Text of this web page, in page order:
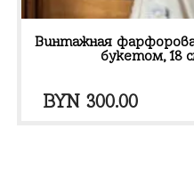
Винтажная
букетом, 18
BYN 300.00